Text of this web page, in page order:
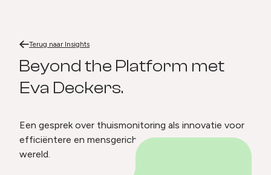
Terug naarHome
Terug naar Insights
Beyond the Platform met Eva Deckers.
Beyond the Platform met Eva
Beyond the Platform met
Eva Deckers.
Een gesprek over thuismonitoring als innovatie voor
efficiëntere en mensgerichte zorg in een digitale
wereld.